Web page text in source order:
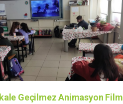
Geçilmez Animasyon Film